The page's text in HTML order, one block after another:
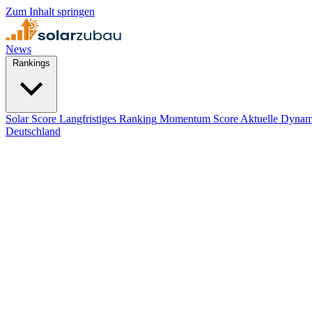
Zum Inhalt springen
News
Solar Score Langfristiges Ranking Momentum Score Aktuelle
Deutschland